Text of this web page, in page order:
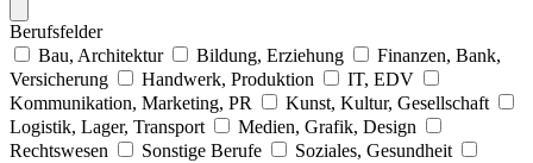
Berufsfelder
Bau, Architektur
Bildung, Erziehung
Finanzen, Bank,
Versicherung
Handwerk, Produktion
IT, EDV
Kommunikation, Marketing, PR
Kunst, Kultur, Gesellschaft
Logistik, Lager, Transport
Medien, Grafik, Design
Rechtswesen
Sonstige Berufe
Soziales, Gesundheit